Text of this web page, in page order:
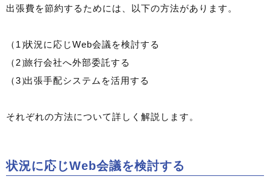
出張費を節約するためには、以下の方法があります。
状況に応じWeb会議を検討する
旅行会社へ外部委託する
出張手配システムを活用する
それぞれの方法について詳しく解説します。
状況に応じWeb会議を検討する